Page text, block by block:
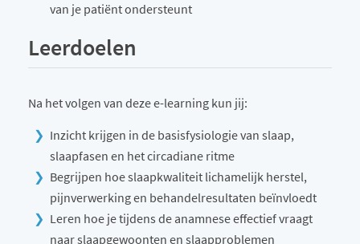
van je patiënt ondersteunt
Leerdoelen
Na het volgen van deze e-learning kun jij:
Inzicht krijgen in de basisfysiologie van slaap,
slaapfasen en het circadiane ritme
Begrijpen hoe slaapkwaliteit lichamelijk herstel,
pijnverwerking en behandelresultaten beïnvloedt
Leren hoe je tijdens de anamnese effectief vraagt
naar slaapgewoonten en slaapproblemen